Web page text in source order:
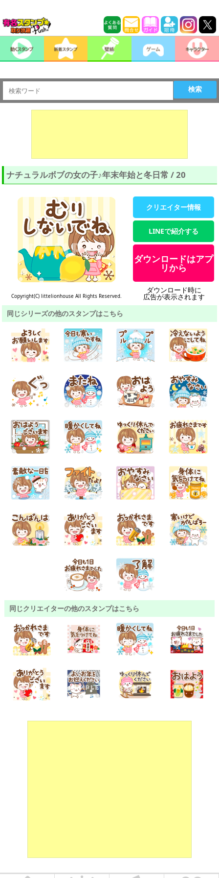
検索
ナチュラルボブの女の子♪年末年始と冬日常 / 20
Copyright(C) littelionhouse All Rights Reserved.
クリエイター情報
LINEで紹介する
ダウンロードはアプ
リから
ダウンロード時に
広告が表示されます
同じシリーズの他のスタンプはこちら
同じクリエイターの他のスタンプはこちら